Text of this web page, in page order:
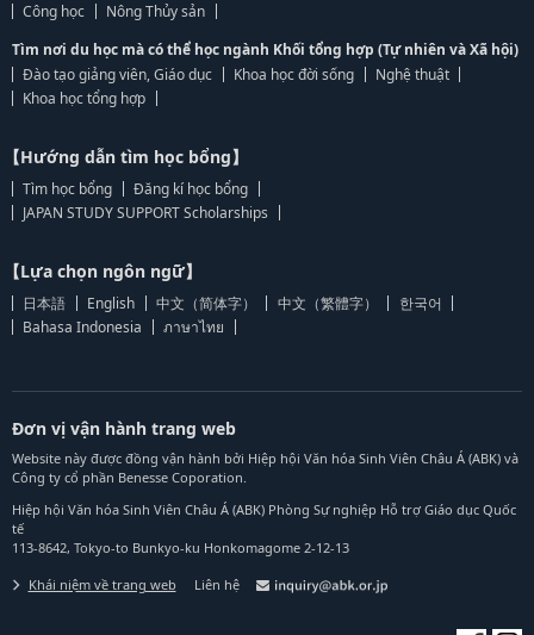
Công học
Nông Thủy sản
Tìm nơi du học mà có thể học ngành Khối tổng hợp (Tự nhiên và Xã hội)
Đào tạo giảng viên, Giáo dục
Khoa học đời sống
Nghệ thuật
Khoa học tổng hợp
【Hướng dẫn tìm học bổng】
Tìm học bổng
Đăng kí học bổng
JAPAN STUDY SUPPORT Scholarships
【Lựa chọn ngôn ngữ】
日本語 English 中文（简体字） 中文（繁體字）
한국어
Bahasa Indonesia
ภาษาไทย
Đơn vị vận hành trang web
Website này được đồng vận hành bởi Hiệp hội Văn hóa Sinh Viên Châu Á (ABK) và
Công ty cổ phần Benesse Coporation.
Hiệp hội Văn hóa Sinh Viên Châu Á (ABK) Phòng Sự nghiệp Hỗ trợ Giáo dục Quốc
tế
113-8642, Tokyo-to Bunkyo-ku Honkomagome 2-12-13
Khái niệm về trang web Liên hệ